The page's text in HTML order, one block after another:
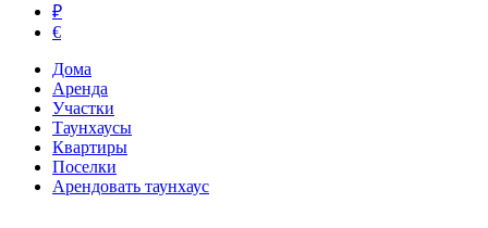
₽
€
Дома
Аренда
Участки
Таунхаусы
Квартиры
Поселки
Арендовать таунхаус